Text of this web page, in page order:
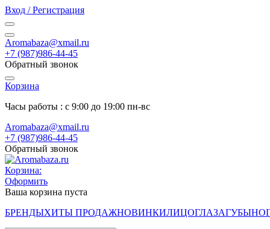
Вход / Регистрация
Aromabaza@xmail.ru
+7 (987)986-44-45
Обратный звонок
Корзина
Часы работы : с 9:00 до 19:00 пн-вс
Aromabaza@xmail.ru
+7 (987)986-44-45
Обратный звонок
Корзина:
Оформить
Ваша корзина пуста
БРЕНДЫХИТЫ ПРОДАЖНОВИНКИЛИЦОГЛАЗАГУБЫ